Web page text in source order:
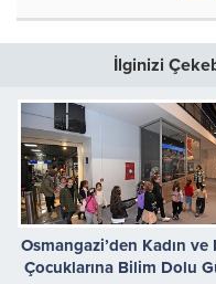
İlginizi
Osmangazi’den Kadın ve
Çocuklarına Bilim Dolu